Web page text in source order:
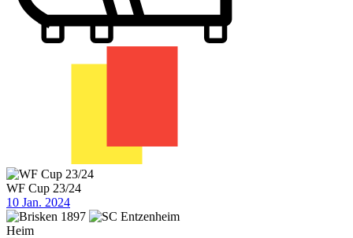
WF Cup 23/24
10 Jan. 2024
Heim